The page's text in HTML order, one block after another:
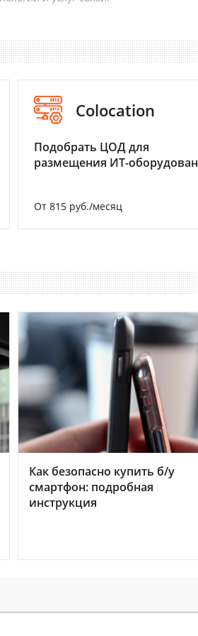
Colocation
Подобрать ЦОД для
размещения ИТ-
От 815 руб./месяц
Как безопасно купить б/у
смартфон: подробная
инструкция